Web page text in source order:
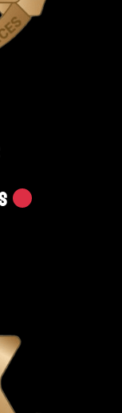
Live Official Updates